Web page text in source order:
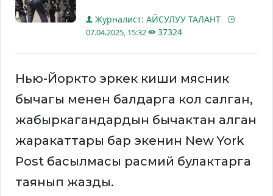
Журналист: АЙСУЛУУ ТАЛАНТ
07.04.2025, 15:32 37324
Нью-Йоркто эркек киши мясник
бычагы менен балдарга кол салган,
жабыркагандардын бычактан алган
жаракаттары бар экенин New York
Post басылмасы расмий булактарга
таянып жазды.